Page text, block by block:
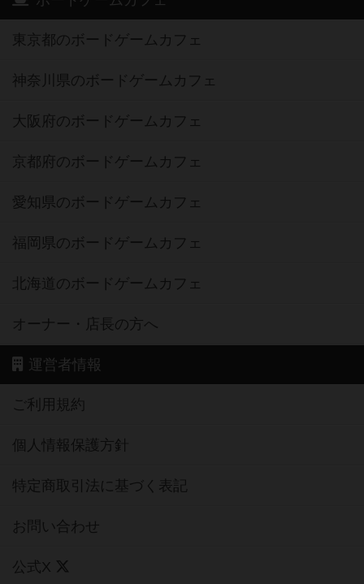
東京都のボードゲームカフェ
神奈川県のボードゲームカフェ
大阪府のボードゲームカフェ
京都府のボードゲームカフェ
愛知県のボードゲームカフェ
福岡県のボードゲームカフェ
北海道のボードゲームカフェ
オーナー・店長の方へ
運営者情報
ご利用規約
個人情報保護方針
特定商取引法に基づく表記
お問い合わせ
公式X